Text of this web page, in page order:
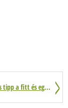
127 fogyókúrás tipp a fitt és egészséges testért